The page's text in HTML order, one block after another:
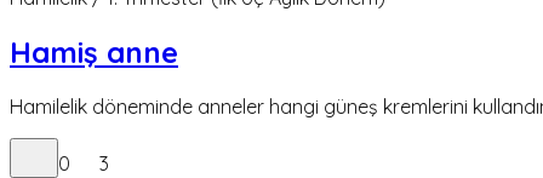
Hamiş anne
Hamilelik döneminde anneler hangi güneş kremlerini
0 3